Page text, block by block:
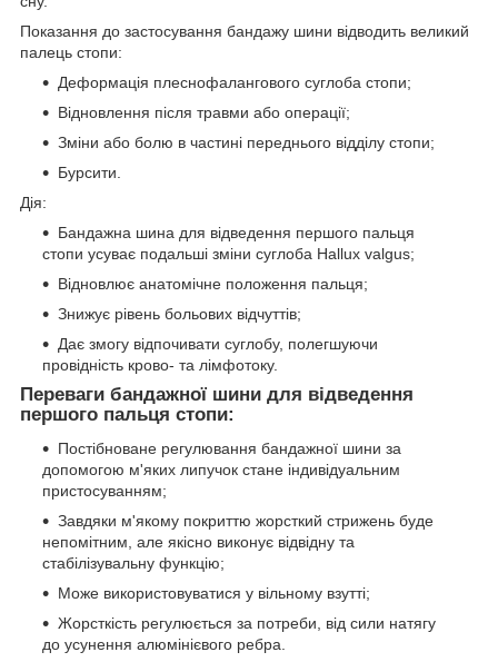
Показання до застосування бандажу шини відводить великий
палець стопи:
Деформація плеснофалангового суглоба стопи;
Відновлення після травми або операції;
Зміни або болю в частині переднього відділу стопи;
Бурсити.
Дія:
Бандажна шина для відведення першого пальця
стопи усуває подальші зміни суглоба Hallux valgus;
Відновлює анатомічне положення пальця;
Знижує рівень больових відчуттів;
Дає змогу відпочивати суглобу, полегшуючи
провідність крово- та лімфотоку.
Переваги бандажної шини для відведення
першого пальця стопи:
Постібноване регулювання бандажної шини за
допомогою м'яких липучок стане індивідуальним
пристосуванням;
Завдяки м'якому покриттю жорсткий стрижень буде
непомітним, але якісно виконує відвідну та
стабілізувальну функцію;
Може використовуватися у вільному взутті;
Жорсткість регулюється за потреби, від сили натягу
до усунення алюмінієвого ребра.